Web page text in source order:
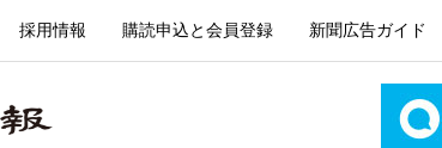
採用情報 購読申込と会員登録 新聞広告ガイド